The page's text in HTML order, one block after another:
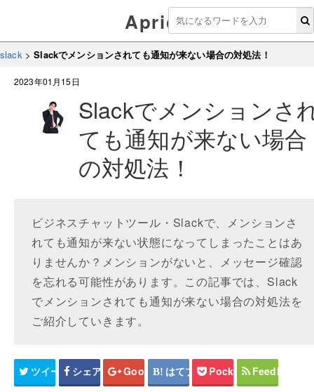
Aprico
slack>Slackでメンションされても通知が来ない場合の対処法！
2023年01月15日
Slackでメンションさ
ても通知が来ない場合
の対処法！
ビジネスチャットツール・Slackで、メンションさ
れても通知が来ない状態になってしまったことはあ
りませんか？メンションがないと、メッセージ確認
を忘れる可能性があります。この記事では、Slack
でメンションされても通知が来ない場合の対処法を
ご紹介していきます。
ツイート シェア Google+ はてブ Pocket Feedly